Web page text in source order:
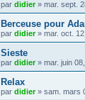
par didier» mar. sept.
Berceuse pour
par didier» mar. oct.
Sieste
par didier» mar. juin
Relax
par didier» sam. mars